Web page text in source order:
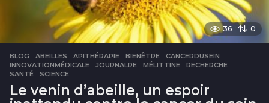
36 0
BLOG ABEILLES ,APITHÉRAPIE ,BIENÊTRE ,CANCERDUSEIN
INNOVATIONMÉDICALE
,JOURNALRE ,MÉLITTINE ,RECHERCHE
SANTÉ
,SCIENCE
Le venin d’abeille, un espoir